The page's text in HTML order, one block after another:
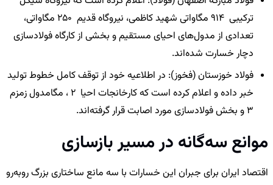
ترکیبی 914 مگاواتی شهید کاظمی، نیروگاه قدیم 250 مگاواتی،
تعدادی از مدول‌های احیای مستقیم و بخشی از کارگاه فولادسازی
دچار خسارت شده‌اند.
فولاد خوزستان (فخوز): در اطلاعیه خود از توقف کامل خطوط تولید
خبر داده و اعلام کرده است که کارخانجات احیا 2 ، مگامدول زمزم
3 و بخش فولادسازی مورد اصابت قرار گرفته‌اند.
موانع سه‌گانه در مسیر بازسازی
اقتصاد ایران برای جبران این خسارات با سه مانع ساختاری بزرگ روبه‌رو